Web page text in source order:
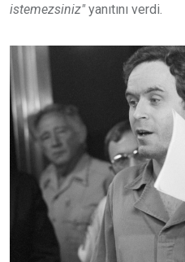
istemezsiniz"yanıtını verdi.